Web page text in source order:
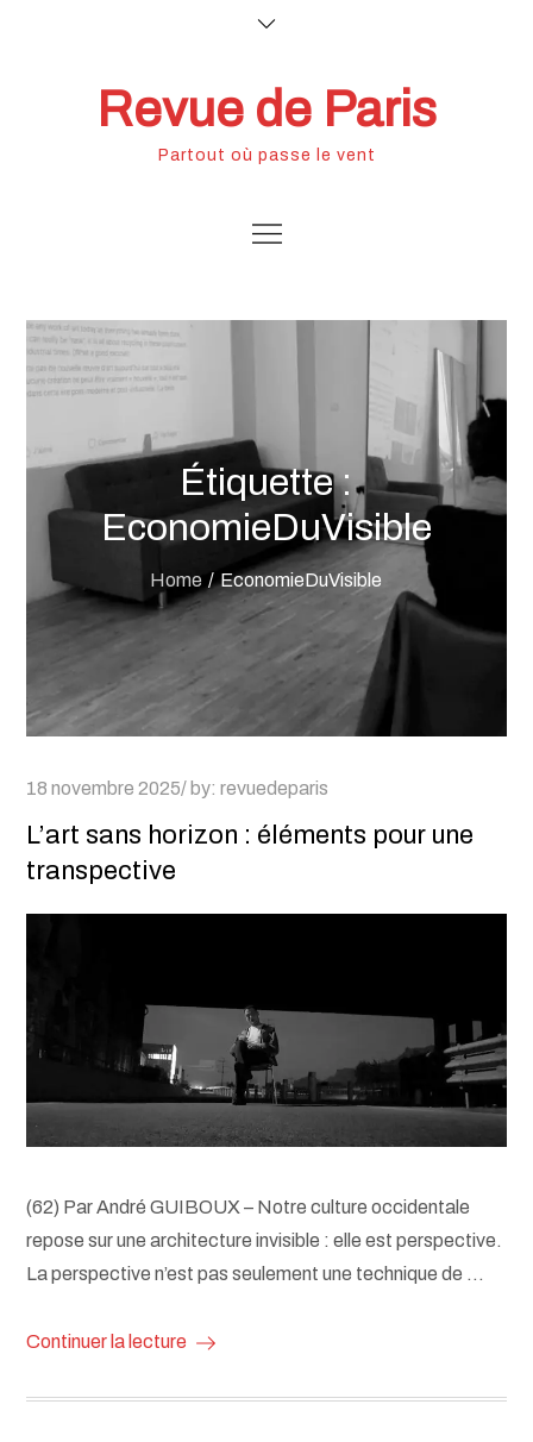
Revue de Paris
Partout où passe le vent
Étiquette :
EconomieDuVisible
Home EconomieDuVisible
Posted
18 novembre 2025 by:revuedeparis
L’art sans horizon : éléments pour une
transpective
(62) Par André GUIBOUX – Notre culture occidentale
repose sur une architecture invisible : elle est perspective.
La perspective n’est pas seulement une technique de …
Continuer la lecture